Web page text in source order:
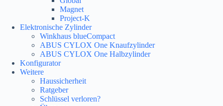
Magnet
Project-K
Elektronische Zylinder
Winkhaus blueCompact
ABUS CYLOX One Knaufzylinder
ABUS CYLOX One Halbzylinder
Konfigurator
Weitere
Haussicherheit
Ratgeber
Schlüssel verloren?